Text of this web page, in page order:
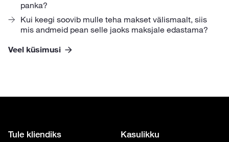
panka?
Kui keegi soovib mulle teha makset välismaalt, siis
mis andmeid pean selle jaoks maksjale edastama?
Veel küsimusi
Tule kliendiks Kasulikku